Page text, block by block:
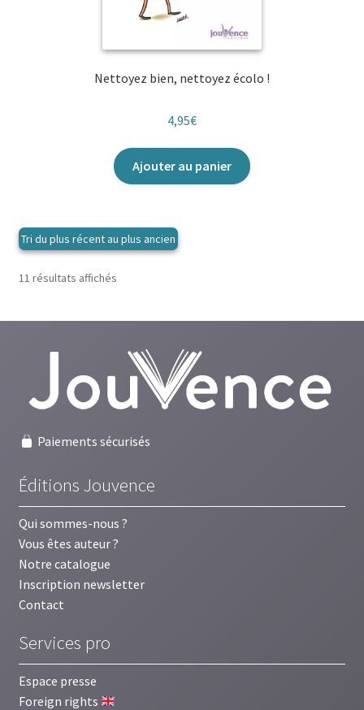
Nettoyez bien, nettoyez écolo !
4,95€
Ajouter au panier
11 résultats affichésTrié
plus
ancien
Paiements sécurisés
Éditions Jouvence
Qui sommes-nous ?
Vous êtes auteur ?
Notre catalogue
Inscription newsletter
Contact
Services pro
Espace presse
Foreign rights